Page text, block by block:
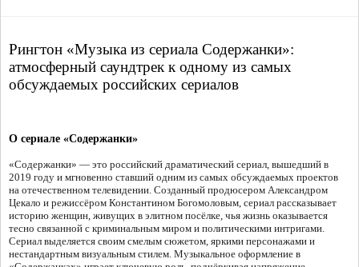
Рингтон «Музыка из сериала Содержанки»:
атмосферный саундтрек к одному из самых
обсуждаемых российских сериалов
О сериале «Содержанки»
«Содержанки» — это российский драматический сериал, вышедший в
2019 году и мгновенно ставший одним из самых обсуждаемых проектов
на отечественном телевидении. Созданный продюсером Александром
Цекало и режиссёром Константином Богомоловым, сериал рассказывает
историю женщин, живущих в элитном посёлке, чья жизнь оказывается
тесно связанной с криминальным миром и политическими интригами.
Сериал выделяется своим смелым сюжетом, яркими персонажами и
нестандартным визуальным стилем. Музыкальное оформление в